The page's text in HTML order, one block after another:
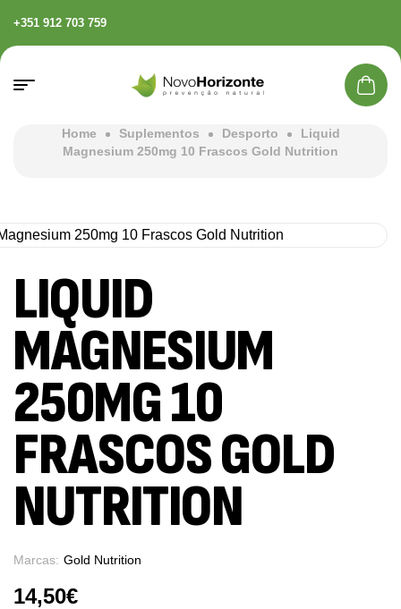
+351 912 703 759
Home Suplementos Desporto
Liquid
Magnesium 250mg 10 Frascos Gold Nutrition
LIQUID
MAGNESIUM
250MG 10
FRASCOS GOLD
NUTRITION
Marcas: Gold Nutrition
14,50€